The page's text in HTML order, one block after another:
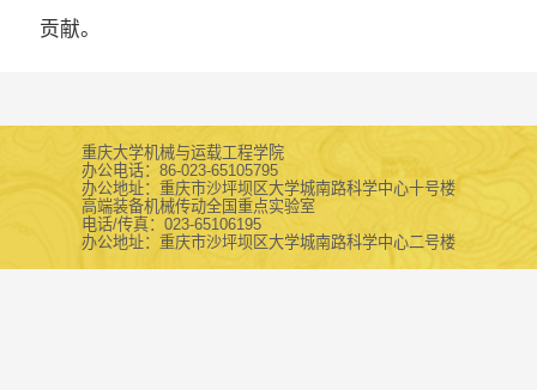
贡献。
重庆大学机械与运载工程学院
办公电话：86-023-65105795
办公地址：重庆市沙坪坝区大学城南路科学中心十号楼
高端装备机械传动全国重点实验室
电话/传真：023-65106195
办公地址：重庆市沙坪坝区大学城南路科学中心二号楼